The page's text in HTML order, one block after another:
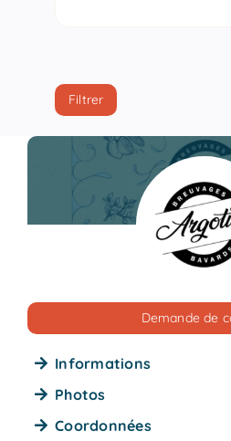
Filtrer
Demande de
Informations
Photos
Coordonnées